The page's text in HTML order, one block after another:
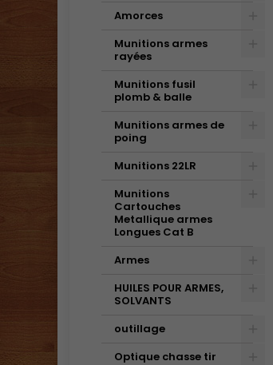
Amorces
Munitions armes
rayées
Munitions fusil
plomb & balle
Munitions armes de
poing
Munitions 22LR
Munitions
Cartouches
Metallique armes
Longues Cat B
Armes
HUILES POUR ARMES,
SOLVANTS
outillage
Optique chasse tir